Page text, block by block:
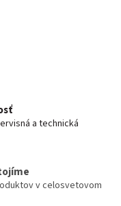
a technická
v celosvetovom